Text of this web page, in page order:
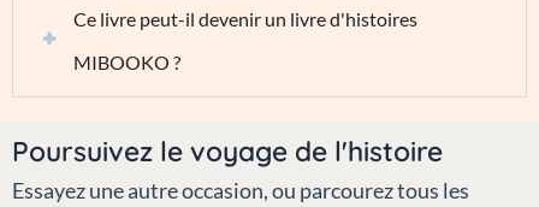
Ce livre peut-il devenir un livre d'histoires
MIBOOKO ?
Poursuivez le voyage de l'histoire
Essayez une autre occasion, ou parcourez tous les